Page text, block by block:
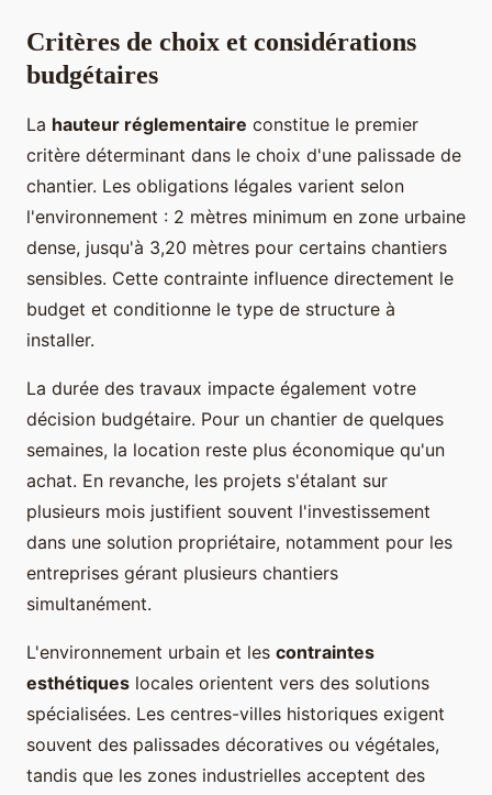
Critères de choix et considérations
budgétaires
La hauteur réglementaire constitue le premier
critère déterminant dans le choix d'une palissade de
chantier. Les obligations légales varient selon
l'environnement : 2 mètres minimum en zone urbaine
dense, jusqu'à 3,20 mètres pour certains chantiers
sensibles. Cette contrainte influence directement le
budget et conditionne le type de structure à
installer.
La durée des travaux impacte également votre
décision budgétaire. Pour un chantier de quelques
semaines, la location reste plus économique qu'un
achat. En revanche, les projets s'étalant sur
plusieurs mois justifient souvent l'investissement
dans une solution propriétaire, notamment pour les
entreprises gérant plusieurs chantiers
simultanément.
L'environnement urbain et les contraintes
esthétiques locales orientent vers des solutions
spécialisées. Les centres-villes historiques exigent
souvent des palissades décoratives ou végétales,
tandis que les zones industrielles acceptent des